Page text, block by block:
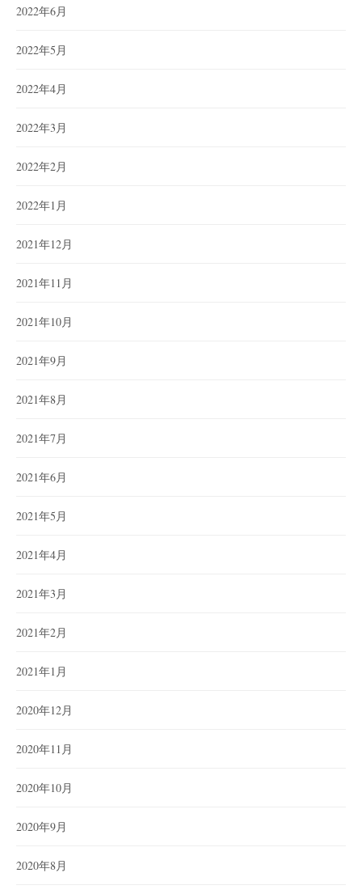
2022年6月
2022年5月
2022年4月
2022年3月
2022年2月
2022年1月
2021年12月
2021年11月
2021年10月
2021年9月
2021年8月
2021年7月
2021年6月
2021年5月
2021年4月
2021年3月
2021年2月
2021年1月
2020年12月
2020年11月
2020年10月
2020年9月
2020年8月